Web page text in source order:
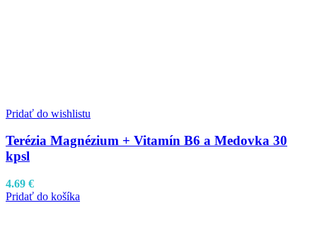
Pridať do wishlistu
Terézia Magnézium + Vitamín B6 a Medovka 30
kpsl
4.69 €
Pridať do košíka